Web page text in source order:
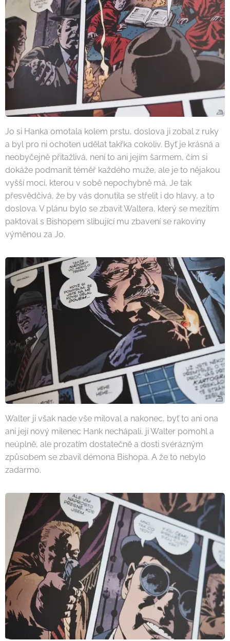
Jo si Hanka omotala kolem prstu, doslova ji zobal z ruky
a byl pro ni ochoten udělat takřka cokoliv. Byť je krásná a
neobyčejně přitažlivá, není to ani jejím šarmem, čím si
dokáže podmanit téměř každého muže, ale je to nějakou
vyšší mocí, kterou v sobě nepochybně má. Je tak
přesvědčivá, že by vás donutila se střelit i do hlavy, a to
doslova. V plánu bylo se zbavit Waltera, který se mezitím
paktoval s Bishopem slibující mu zbavení se rakoviny
výměnou za Jo.
Walter ji však nade vše miloval a nakonec, byť to ani ona
ani její nový milenec Hank nechápali, ji Walter pomohl a
neúplně, ale prozatím dostatečně a dosti svérázným
způsobem se zbavil démona Bishopa. A že to nebylo
zadarmo.